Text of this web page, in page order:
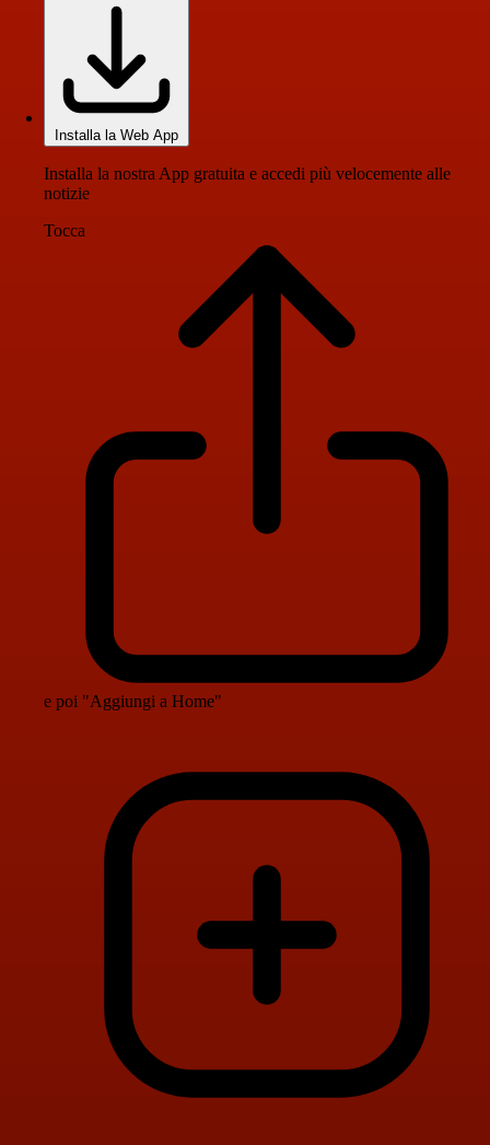
Installa la Web App
Installa la nostra App gratuita e accedi più velocemente alle
notizie
Tocca
e poi "Aggiungi a Home"